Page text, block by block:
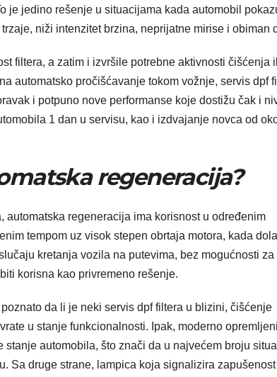
je jedino rešenje u situacijama kada automobil
niži intenzitet brzina, neprijatne mirise i obiman
filtera, a zatim i izvršile potrebne aktivnosti čišćenja
automatsko pročišćavanje tokom vožnje, servis dpf
i potpuno nove performanse koje dostižu čak i
1 dan u servisu, kao i izdvajanje novca od
regeneracija?
automatska regeneracija ima korisnost u određenim
tempom uz visok stepen obrtaja motora, kada
kretanja vozila na putevima, bez mogućnosti za
korisna kao privremeno rešenje.
da li je neki servis dpf filtera u blizini, čišćenje
u stanje funkcionalnosti. Ipak, moderno opremljeni
automobila, što znači da u najvećem broju
Sa druge strane, lampica koja signalizira zapušenost